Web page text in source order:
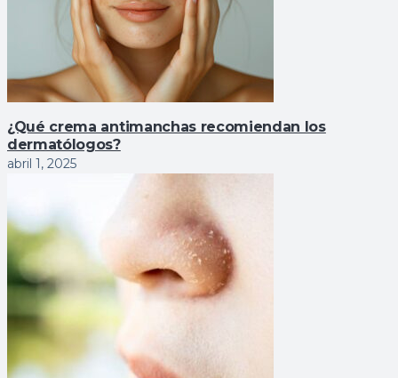
¿Qué crema antimanchas recomiendan los
dermatólogos?
abril 1, 2025